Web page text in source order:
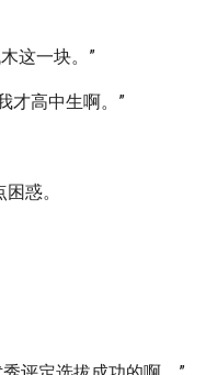
这一块。”
才高中生啊。”
惑。